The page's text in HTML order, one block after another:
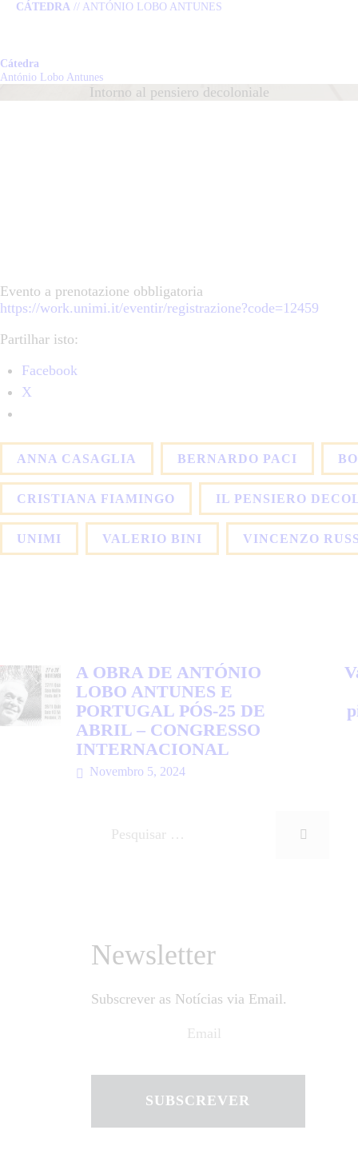
CÁTEDRA // ANTÓNIO LOBO ANTUNES
Cátedra
António Lobo Antunes
Intorno al pensiero decoloniale
António Lobo Antunes
CÁTEDRA
CONTACTO
Evento a prenotazione obbligatoria
https://work.unimi.it/eventir/registrazione?code=12459
Partilhar isto:
Facebook
X
ANNA CASAGLIA BERNARDO PACI
CRISTIANA FIAMINGO IL PENSIERO
UNIMI VALERIO BINI VINCENZO
A OBRA DE ANTÓNIO
LOBO ANTUNES E
PORTUGAL PÓS-25 DE
ABRIL – CONGRESSO
INTERNACIONAL
Novembro 5, 2024
Newsletter
Subscrever as Notícias via Email.
SUBSCREVER